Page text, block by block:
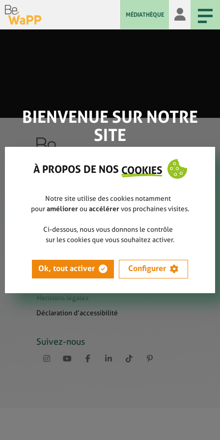
MÉDIATHÈQUE
Rapports annuels
Presse
Liens utiles
Mentions légales
Déclaration d’accessibilité
Suivez-nous
BIENVENUE SUR NOTRE
SITE
À PROPOS DE NOS COOKIES
Notre site utilise des cookies notamment
pouraméliorerou accélérervos prochaines visites.
Ci-dessous, nous vous donnons le contrôle
sur les cookies que vous souhaitez activer.
Ok, tout activer Configurer